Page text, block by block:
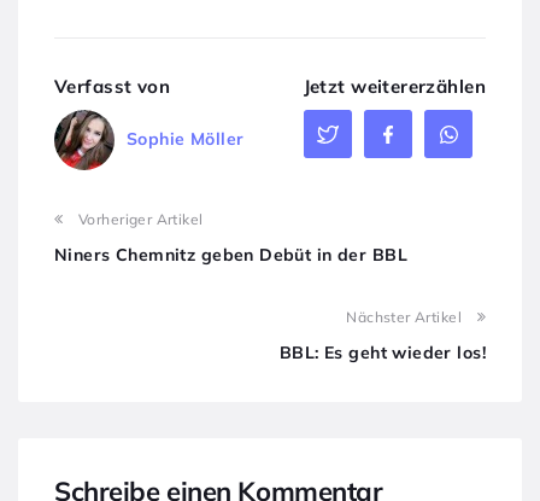
Verfasst von
Sophie Möller
Jetzt weitererzählen
Vorheriger Artikel
Niners Chemnitz geben Debüt in der BBL
Nächster Artikel
BBL: Es geht wieder los!
Schreibe einen Kommentar